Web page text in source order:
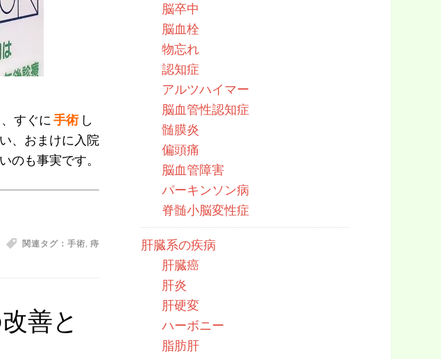
すぐに 手術 し
、おまけに入院
のも事実です。
関連タグ： 手術, 痔
善と
脳卒中
脳血栓
物忘れ
認知症
アルツハイマー
脳血管性認知症
髄膜炎
偏頭痛
脳血管障害
パーキンソン病
脊髄小脳変性症
肝臓系の疾病
肝臓癌
肝炎
肝硬変
ハーボニー
脂肪肝